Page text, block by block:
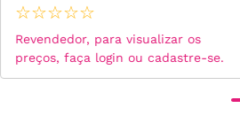
☆☆☆☆☆
Revendedor, para visualizar os
preços, faça login ou cadastre-se.